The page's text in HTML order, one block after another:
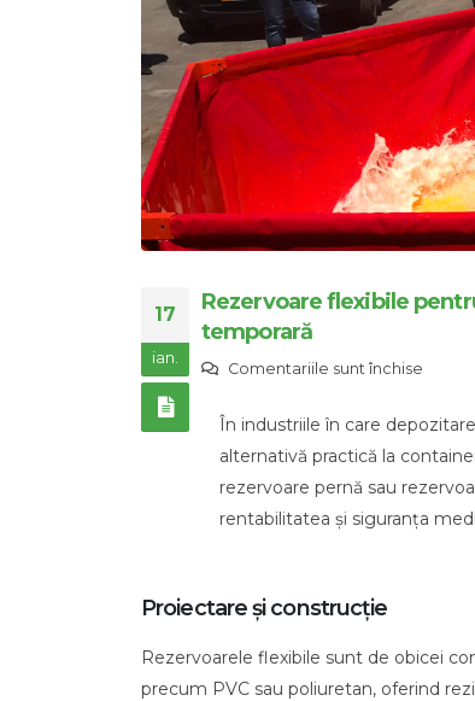
17
ian.
Rezervoare flexibile
temporară
Comentariile sunt închisepentru
pentru
pentru
În industriile în care
alternativă practică la
rezervoare pernă sau
rentabilitatea și siguranța
Proiectare și construcție
Rezervoarele flexibile sunt de obicei
precum PVC sau poliuretan, oferind